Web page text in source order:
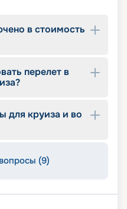
в стоимость
перелет в
для круиза и во
(9)